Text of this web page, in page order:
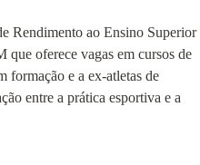
Rendimento ao Ensino Superior
oferece vagas em cursos de
formação e a ex-atletas de
entre a prática esportiva e a